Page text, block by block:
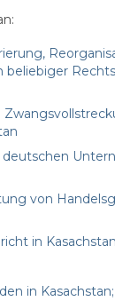
beliebiger
von
in
in Kasachstan;